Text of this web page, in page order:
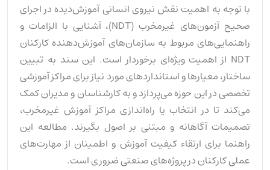
با توجه به اهمیت نقش نیروی انسانی آموزش‌دیده در اجرای
صحیح آزمون‌های غیرمخرب (NDT)، آشنایی با الزامات و
راهنمایی‌های مربوط به سازمان‌های آموزش‌دهنده کارکنان
NDT از اهمیت ویژه‌ای برخوردار است. این سند به تبیین
ساختار، معیارها و استانداردهای مورد نیاز برای مراکز آموزشی
تخصصی در این حوزه می‌پردازد و به کارشناسان و مدیران کمک
می‌کند تا در انتخاب یا راه‌اندازی مراکز آموزش غیرمخرب،
تصمیمات آگاهانه و مبتنی بر اصول بگیرند. مطالعه این
راهنما برای ارتقاء کیفیت آموزش و اطمینان از مهارت‌های
عملی کارکنان در پروژه‌های صنعتی ضروری است.